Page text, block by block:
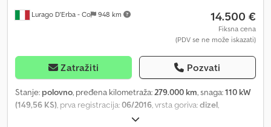
Lurago D'Erba - Co 948 km 14.500 €
Fiksna cena
(PDV se ne može iskazati)
Zatražiti Pozvati
Stanje: polovno, pređena kilometraža:279.000 km, snaga:110 kW
(149,56 KS), prva registracija:06/2016, vrsta goriva:dizel,
bela